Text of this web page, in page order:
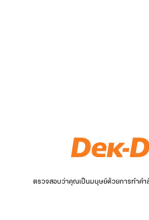
ตรวจสอบว่าคุณเป็นมนุษย์ด้วยการทำคำ